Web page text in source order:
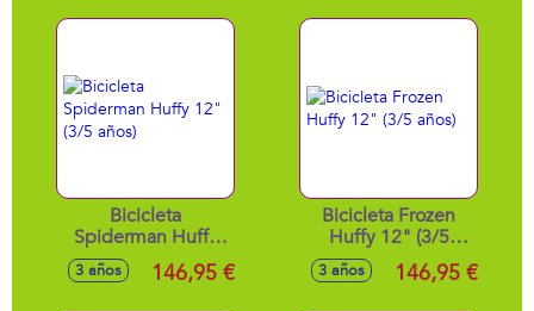
Bicicleta
Spiderman Huffy
12" (3/5 años)
3 años 146,95 €
Bicicleta Frozen
Huffy 12" (3/5
años)
3 años 146,95 €